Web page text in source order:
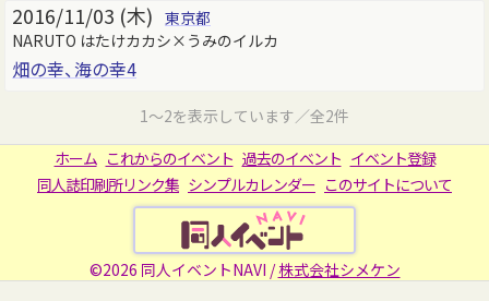
2016/11/03 (木) 東京都
NARUTO はたけカカシ×うみのイルカ
畑の幸、海の幸4
1～2を表示しています／全2件
ホーム これからのイベント 過去のイベント イベント登録
同人誌印刷所リンク集 シンプルカレンダー このサイトについて
©2026 同人イベントNAVI /株式会社シメケン